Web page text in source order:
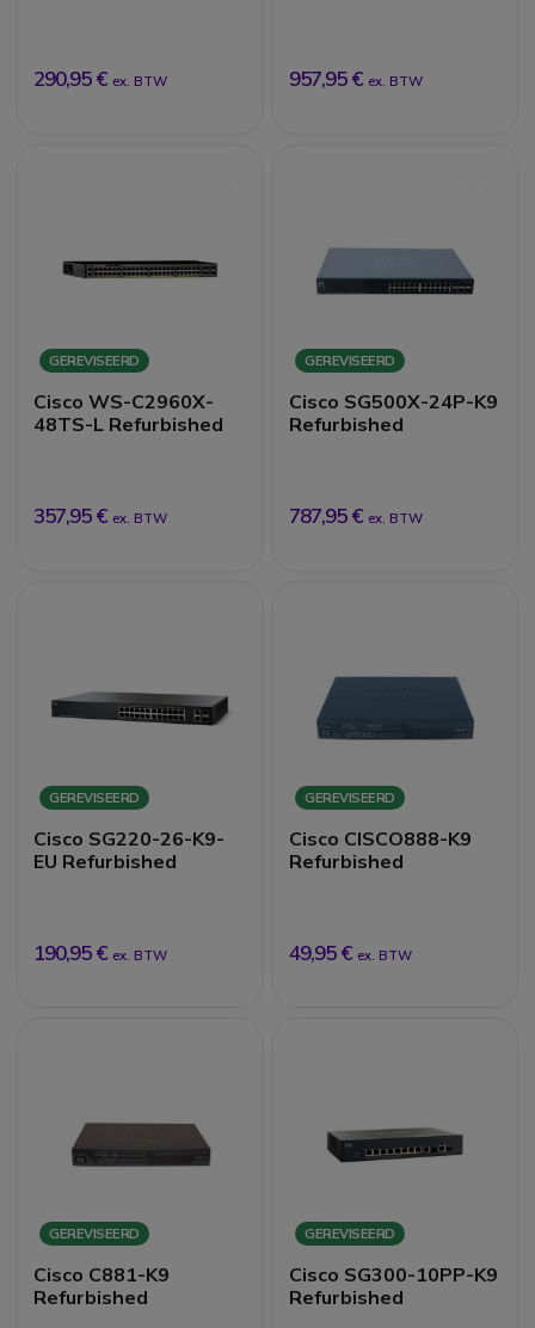
290,95 € ex. BTW 957,95 € ex. BTW
GEREVISEERD
Cisco WS-C2960X-
48TS-L Refurbished
357,95 € ex. BTW
GEREVISEERD
Cisco SG500X-24P-K9
Refurbished
787,95 € ex. BTW
GEREVISEERD
Cisco SG220-26-K9-
EU Refurbished
190,95 € ex. BTW
GEREVISEERD
Cisco CISCO888-K9
Refurbished
49,95 € ex. BTW
GEREVISEERD
Cisco C881-K9
Refurbished
GEREVISEERD
Cisco SG300-10PP-K9
Refurbished